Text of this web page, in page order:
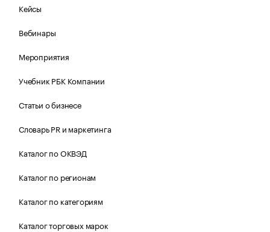
Кейсы
Вебинары
Мероприятия
Учебник РБК Компании
Статьи о бизнесе
Словарь PR и маркетинга
Каталог по ОКВЭД
Каталог по регионам
Каталог по категориям
Каталог торговых марок